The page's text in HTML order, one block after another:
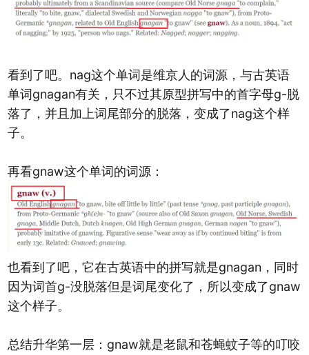
看到了吧。nag这个单词是维京人的词源，与古英语
单词gnagan有关，只不过其原型拼写中的首字母g-脱
落了，并且加上词尾部分的脱落，变成了nag这个样
子。
再看gnaw这个单词的词源：
也看到了吧，它在古英语中的拼写就是gnagan，同时
因为词首g-没脱落但是词尾变化了，所以变成了gnaw
这个样子。
总结升华第一层：gnaw就是老鼠和苍蝇蚊子等的叮咬